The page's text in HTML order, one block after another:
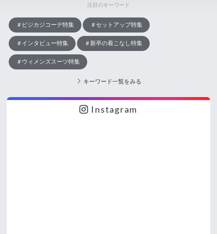
注目のキーワード
ビジカジコーデ特集 セットアップ特集
インタビュー特集 新卒の着こなし特集
ウィメンズスーツ特集
キーワード一覧をみる
Instagram